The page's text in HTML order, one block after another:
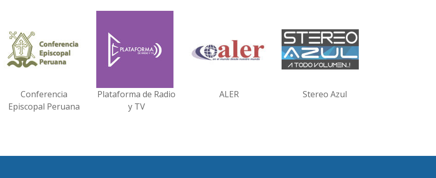
Conferencia
Episcopal Peruana
Plataforma de Radio
y TV
ALER Stereo Azul